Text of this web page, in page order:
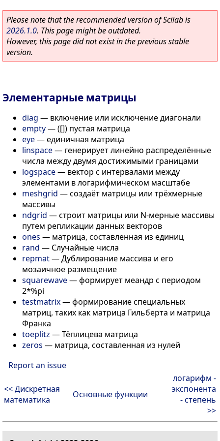
Please note that the recommended version of Scilab is
2026.1.0. This page might be outdated.
However, this page did not exist in the previous stable
version.
Элементарные матрицы
diag — включение или исключение диагонали
empty—([]) пустая матрица
eye—единичная матрица
linspace— генерирует линейно распределённые
числа между двумя достижимыми границами
logspace— вектор с интервалами между
элементами в логарифмическом масштабе
meshgrid —создаёт матрицы или трёхмерные
массивы
ndgrid —строит матрицы или N-мерные массивы
путем репликации данных векторов
ones — матрица, составленная из единиц
rand — Случайные числа
repmat—Дублирование массива и его
мозаичное размещение
squarewave—формирует меандр с периодом
2*%pi
testmatrix—формирование специальных
матриц, таких как матрица Гильберта и матрица
Франка
toeplitz —Тёплицева матрица
zeros — матрица, составленная из нулей
Report an issue
<< Дискретная
математика
Основные функции
логарифм -
экспонента
- степень
>>